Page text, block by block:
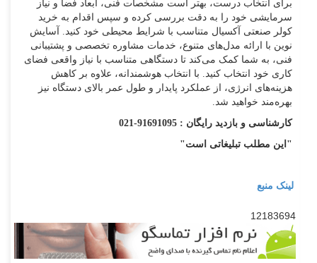
برای انتخاب درست، بهتر است مشخصات فنی، ابعاد فضا و نیاز
سرمایشی خود را به دقت بررسی کرده و سپس اقدام به خرید
کولر صنعتی آکسیال متناسب با شرایط محیطی خود کنید. آسایش
نوین با ارائه مدل‌های متنوع، خدمات مشاوره تخصصی و پشتیبانی
فنی، به شما کمک می‌کند تا دستگاهی متناسب با نیاز واقعی فضای
کاری خود انتخاب کنید. با انتخاب هوشمندانه، علاوه بر کاهش
هزینه‌های انرژی، از عملکرد پایدار و طول عمر بالای دستگاه نیز
بهره‌مند خواهید شد.
کارشناسی و بازدید رایگان : 91691095-021
"این مطلب تبلیغاتی است"
لینک منبع
12183694